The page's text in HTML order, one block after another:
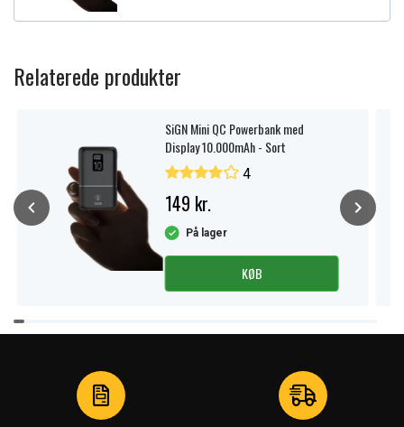
Relaterede produkter
SiGN Mini QC Powerbank med
Display 10.000mAh - Sort
4
149 kr.
På lager
KØB
Item
1